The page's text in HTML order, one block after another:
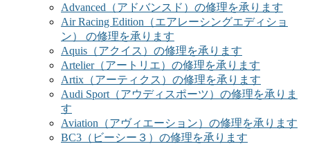
Advanced（アドバンスド）の修理を承ります
Air Racing Edition（エアレーシングエディショ
ン） の修理を承ります
Aquis（アクイス）の修理を承ります
Artelier（アートリエ）の修理を承ります
Artix（アーティクス）の修理を承ります
Audi Sport（アウディスポーツ）の修理を承りま
す
Aviation（アヴィエーション）の修理を承ります
BC3（ビーシー３）の修理を承ります